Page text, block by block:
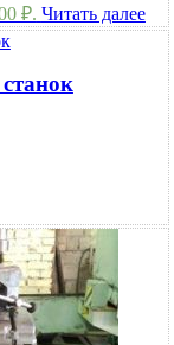
₽. Читать далее